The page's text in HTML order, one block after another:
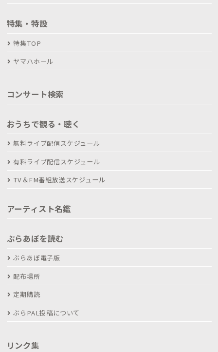
特集・特設
特集TOP
ヤマハホール
コンサート検索
おうちで観る・聴く
無料ライブ配信スケジュール
有料ライブ配信スケジュール
TV＆FM番組放送スケジュール
アーティスト名鑑
ぶらあぼを読む
ぶらあぼ電子版
配布場所
定期購読
ぶらPAL投稿について
リンク集